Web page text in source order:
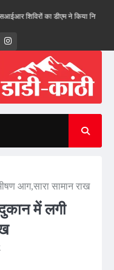
शिविरों का डीएम ने किया निरीक्षण,
Instagram
आग,सारा सामान राख
में लगी